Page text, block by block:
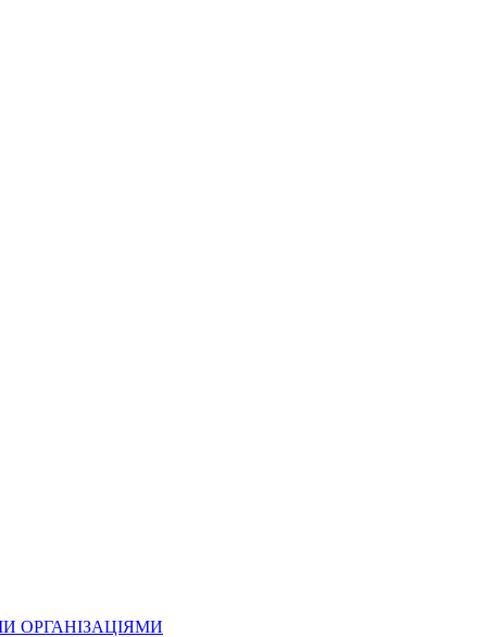
ОРГАНІЗАЦІЯМИ